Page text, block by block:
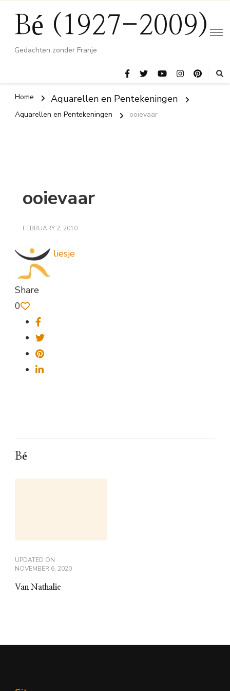
Bé (1927-2009)
Gedachten zonder Franje
Home Aquarellen en Pentekeningen
Aquarellen en Pentekeningen ooievaar
ooievaar
FEBRUARY 2, 2010
liesje
Share
0
Bé
UPDATED ON
NOVEMBER 6, 2020
Van Nathalie